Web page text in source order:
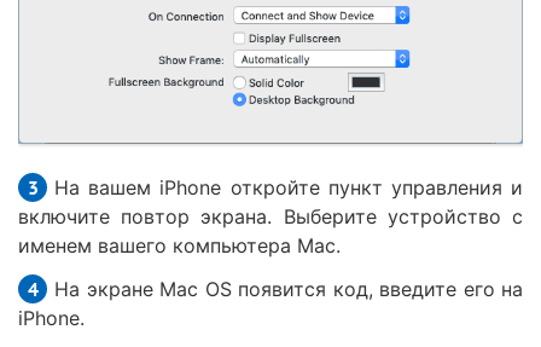
На вашем iPhone откройте пункт управления и
включите повтор экрана. Выберите устройство с
именем вашего компьютера Mac.
На экране Mac OS появится код, введите его на
iPhone.